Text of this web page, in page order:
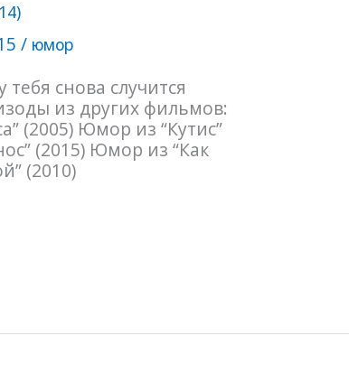
/ юмор
снова случится
из других фильмов:
(2005) Юмор из “Кутис”
(2015) Юмор из “Как
(2010)